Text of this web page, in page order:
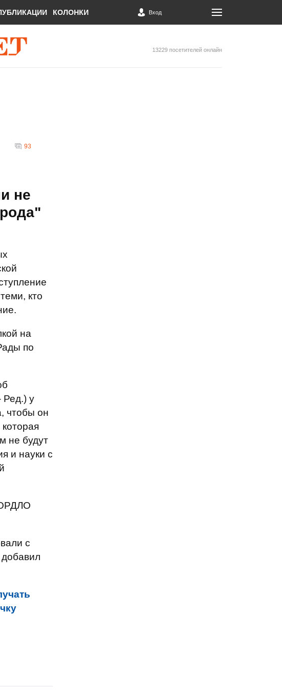
КОЛОНКИ Вход
13229 посетителей онлайн
93
не
кто
на
по
Ред.) у
чтобы он
не будут
и науки с
ОРДЛО
с